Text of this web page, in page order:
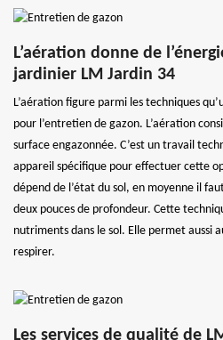
L’aération donne de
jardinier LM Jardin 34
L’aération figure parmi les techniques
pour l’entretien de gazon. L’aération
surface engazonnée. C’est un travail
appareil spécifique pour effectuer cette
dépend de l’état du sol, en moyenne il
deux pouces de profondeur. Cette
nutriments dans le sol. Elle permet aussi
respirer.
Les services de qualité de